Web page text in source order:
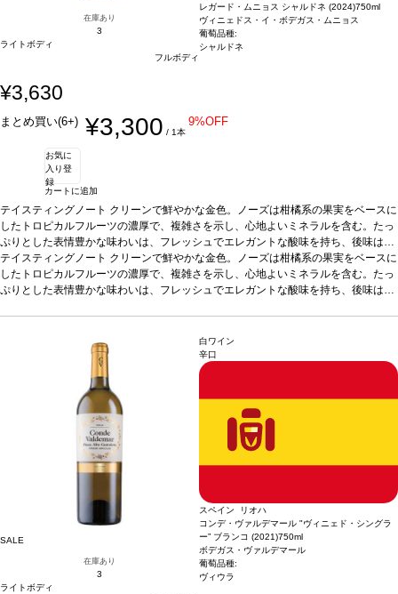
在庫あり
3
ライトボディ
フルボディ
レガード・ムニョス シャルドネ (2024)750ml
ヴィニェドス・イ・ボデガス・ムニョス
葡萄品種:
シャルドネ
¥3,630
まとめ買い(6+) ¥3,300 / 1本
9%OFF
お気に
入り登
録
カートに追加
テイスティングノート クリーンで鮮やかな金色。ノーズは柑橘系の果実をベースに
したトロピカルフルーツの濃厚で、複雑さを示し、心地よいミネラルを含む。たっ
ぷりとした表情豊かな味わいは、フレッシュでエレガントな酸味を持ち、後味はク
リーミー。合う料理ニシンの燻製、アンチョビ、牡蠣、魚介類、ソース煮込みの
魚料理などと好相性葡萄品種100% シャルドネ *本ヴィンテージが在庫切れの場
合、在庫があり価格が同様の場合は自動的に次のヴィンテージに変更されます、ご
テイスティングノート クリーンで鮮やかな金色。ノーズは柑橘系の果実をベースに
したトロピカルフルーツの濃厚で、複雑さを示し、心地よいミネラルを含む。たっ
ぷりとした表情豊かな味わいは、フレッシュでエレガントな酸味を持ち、後味はク
合、在庫があり価格が同様の場合は自動的に次のヴィンテージに変更されます、ご
SALE
在庫あり
3
ライトボディ
白ワイン
辛口
スペイン リオハ
コンデ・ヴァルデマール "ヴィニェド・シングラ
ー” ブランコ (2021)750ml
ボデガス・ヴァルデマール
葡萄品種:
ヴィウラ